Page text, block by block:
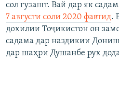
сол гузашт. Вай дар як
7 августи соли 2020 фавтид.
дохилии Тоҷикистон он
садама дар наздикии
дар шаҳри Душанбе рух